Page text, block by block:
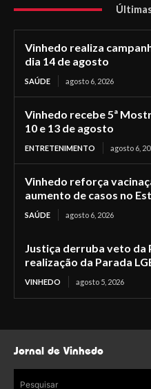
Vinhedo realiza
dia 14 de agosto
SAÚDE agosto 6, 2026
Vinhedo recebe 5ª
10 e 13 de agosto
ENTRETENIMENTO agosto 6,
Vinhedo reforça
aumento de casos no
SAÚDE agosto 6, 2026
Justiça derruba veto
realização da Parada
VINHEDO agosto 5, 2026
Jornal de Vinhedo
Pesquisar